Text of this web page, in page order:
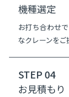
機種選定
お打ち合わせ
なクレーンをご
STEP 04
お見積もり